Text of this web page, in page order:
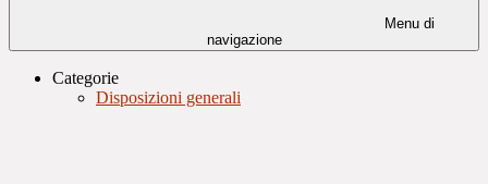
Menu di
navigazione
Categorie
Disposizioni generali